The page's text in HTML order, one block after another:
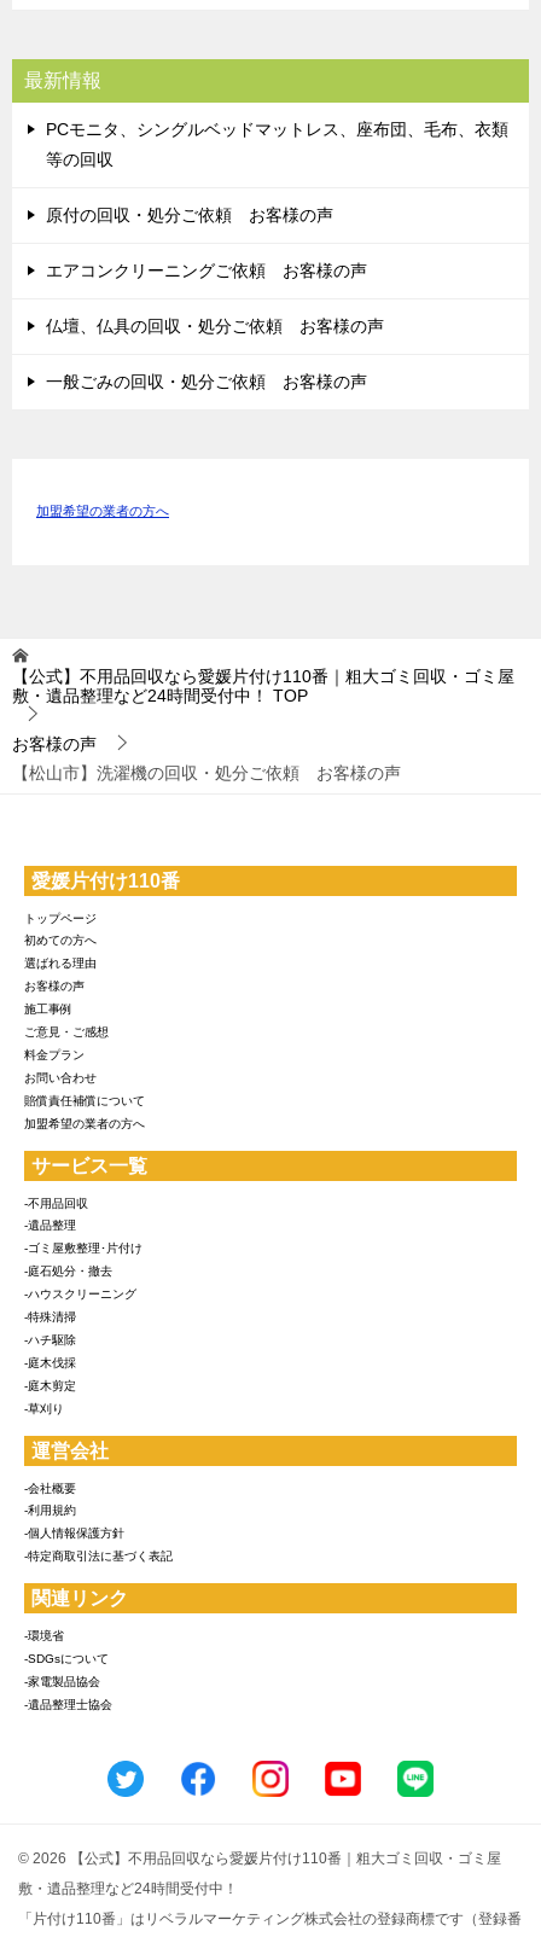
最新情報
PCモニタ、シングルベッドマットレス、座布団、毛布、衣類
等の回収
原付の回収・処分ご依頼 お客様の声
エアコンクリーニングご依頼 お客様の声
仏壇、仏具の回収・処分ご依頼 お客様の声
一般ごみの回収・処分ご依頼 お客様の声
加盟希望の業者の方へ
【公式】不用品回収なら愛媛片付け110番｜粗大ゴミ回収・ゴミ屋
敷・遺品整理など24時間受付中！
TOP
お客様の声
【松山市】洗濯機の回収・処分ご依頼 お客様の声
愛媛片付け110番
トップページ
初めての方へ
選ばれる理由
お客様の声
施工事例
ご意見・ご感想
料金プラン
お問い合わせ
賠償責任補償について
加盟希望の業者の方へ
サービス一覧
-不用品回収
-遺品整理
-ゴミ屋敷整理･片付け
-庭石処分・撤去
-ハウスクリーニング
-特殊清掃
-ハチ駆除
-庭木伐採
-庭木剪定
-草刈り
運営会社
-会社概要
-利用規約
-個人情報保護方針
-特定商取引法に基づく表記
関連リンク
-環境省
-SDGsについて
-家電製品協会
-遺品整理士協会
© 2026 【公式】不用品回収なら愛媛片付け110番｜粗大ゴミ回収・ゴミ屋
敷・遺品整理など24時間受付中！
「片付け110番」はリベラルマーケティング株式会社の登録商標です（登録番